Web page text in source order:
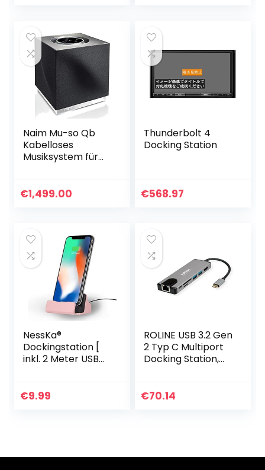
Naim Mu-so Qb
Kabelloses
Musiksystem für
€1,499.00
Thunderbolt 4
Docking Station
€568.97
NessKa®
Dockingstation [
inkl. 2 Meter USB
Ladegerät Dock
€9.99
ROLINE USB 3.2 Gen
2 Typ C Multiport
Docking Station,
€70.14